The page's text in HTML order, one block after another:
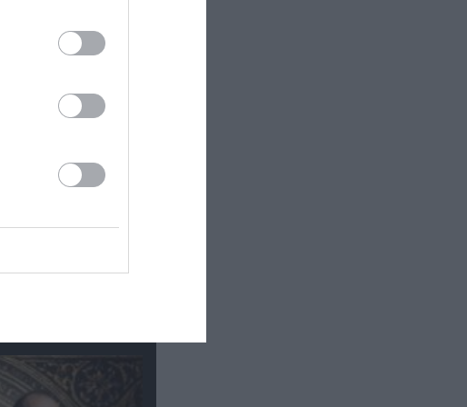
Δες εδώ!❯